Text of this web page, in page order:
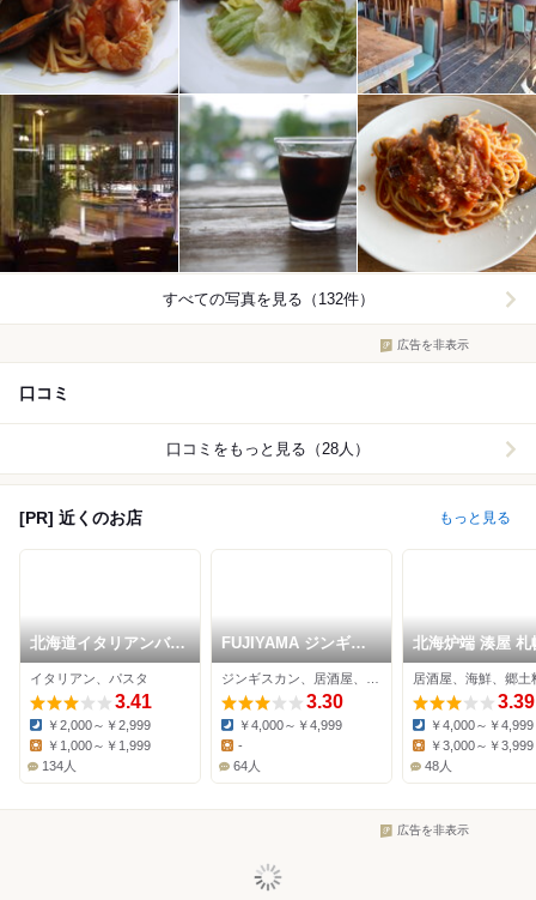
すべての写真を見る（132件）
広告を非表示
口コミ
口コミをもっと見る（28人）
[PR] 近くのお店 もっと見る
北海道イタリアンバル
ミアボッカ 北2条店
イタリアン、パスタ
3.41
Dinner:
￥2,000～￥2,999
￥1,000～￥1,999
134人
FUJIYAMA ジンギス
カン
3.30
Dinner:
￥4,000～￥4,999
Lunch:
-
64人
北海炉端 湊屋 札
居酒屋、海鮮、郷土
3.39
Dinner:
￥4,000～￥4,999
Lunch:
￥3,000～￥3,999
48人
広告を非表示